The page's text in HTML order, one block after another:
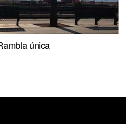
única